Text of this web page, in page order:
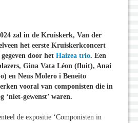
zal in de Kruiskerk, Van der
het eerste Kruiskerkconcert
door het Haizea trio. Een
Gina Vata Léon (fluit), Anai
en Neus Molero i Beneito
vooral van componisten die in
‘niet-gewenst’ waren.
de expositie ‘Componisten in